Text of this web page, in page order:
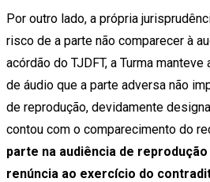
Por outro lado, a própria
risco de a parte não comparecer à
acórdão do TJDFT, a Turma
de áudio que a parte adversa não
de reprodução, devidamente
contou com o comparecimento do
parte na audiência de
renúncia ao exercício do